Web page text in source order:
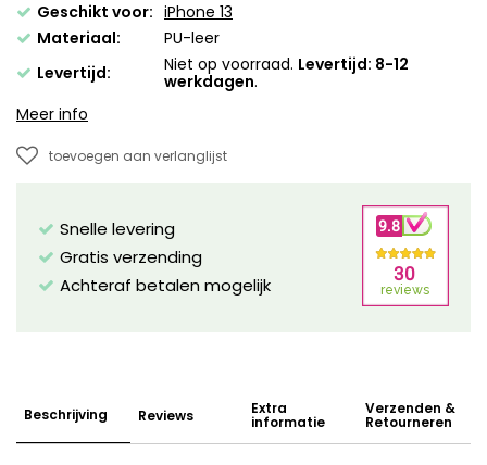
Geschikt voor: iPhone 13
Materiaal:
PU-leer
Levertijd:
Niet op voorraad. Levertijd: 8-12
werkdagen.
Meer info
toevoegen aan verlanglijst
Snelle levering
Gratis verzending
Achteraf betalen mogelijk
Beschrijving Reviews Extra
informatie
Verzenden &
Retourneren